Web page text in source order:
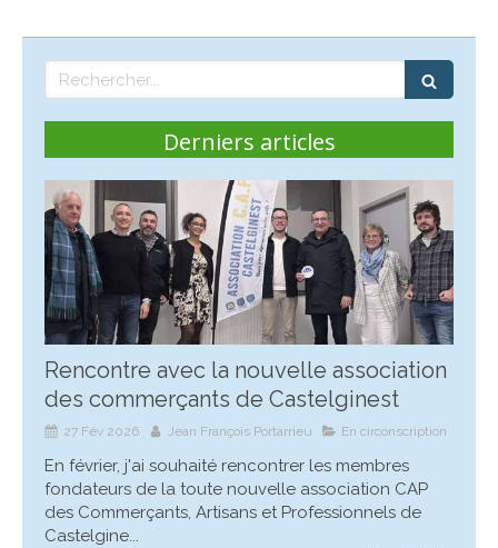
Rechercher
Derniers articles
Rencontre avec la nouvelle association
des commerçants de Castelginest
27 Fév 2026 Jean François Portarrieu En circonscription
En février, j'ai souhaité rencontrer les membres
fondateurs de la toute nouvelle association CAP
des Commerçants, Artisans et Professionnels de
Castelgine...